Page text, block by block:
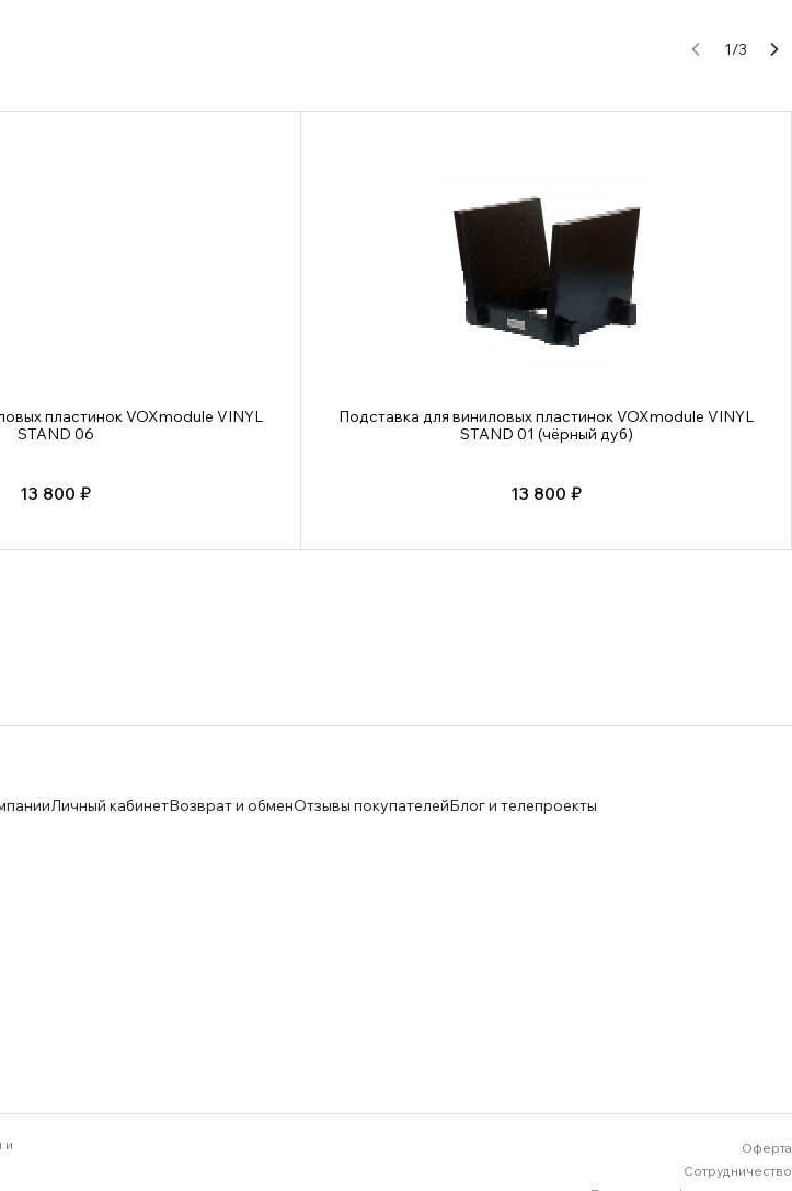
1/3
пластинок VOXmodule VINYL
STAND 06
13 800 ₽
Подставка для виниловых пластинок VOXmodule VINYL
STAND 01 (чёрный дуб)
13 800 ₽
Личный кабинетВозврат и обменОтзывы покупателейБлог и телепроекты
и
Оферта
Сотрудничество